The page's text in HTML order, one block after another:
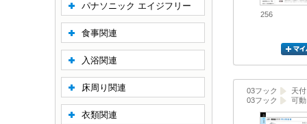
256
03フック
天
03フック
可
パナソニック エイジフリー
食事関連
入浴関連
床周り関連
衣類関連